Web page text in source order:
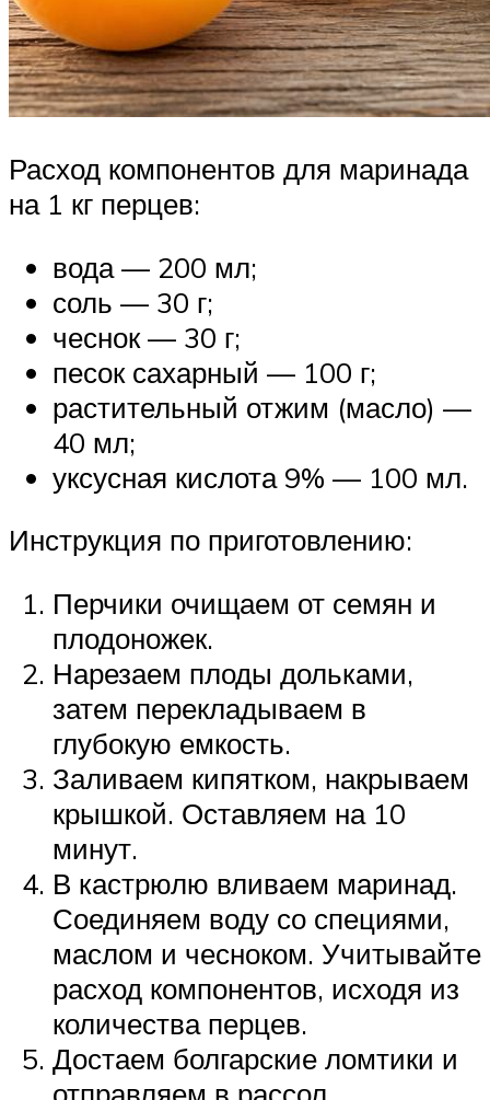
Расход компонентов для маринада
на 1 кг перцев:
вода — 200 мл;
соль — 30 г;
чеснок — 30 г;
песок сахарный — 100 г;
растительный отжим (масло) —
40 мл;
уксусная кислота 9% — 100 мл.
Инструкция по приготовлению:
Перчики очищаем от семян и
плодоножек.
Нарезаем плоды дольками,
затем перекладываем в
глубокую емкость.
Заливаем кипятком, накрываем
крышкой. Оставляем на 10
минут.
В кастрюлю вливаем маринад.
Соединяем воду со специями,
маслом и чесноком. Учитывайте
расход компонентов, исходя из
количества перцев.
Достаем болгарские ломтики и